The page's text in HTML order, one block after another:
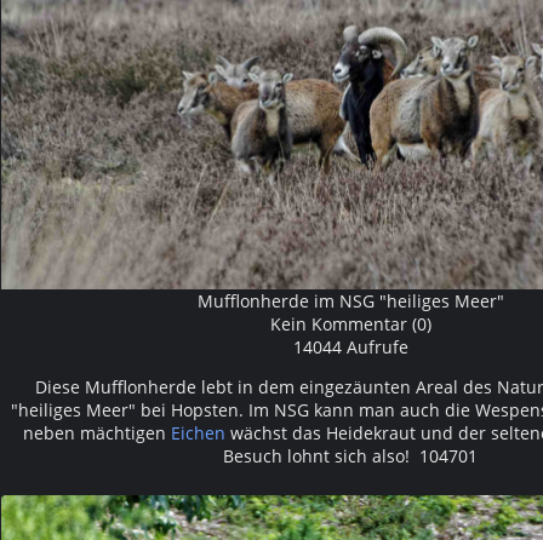
Mufflonherde im NSG "heiliges Meer"
Kein Kommentar (0)
14044 Aufrufe
Diese Mufflonherde lebt in dem eingezäunten Areal des
"heiliges Meer" bei Hopsten. Im NSG kann man auch die
neben mächtigen Eichen wächst das Heidekraut und der
Besuch lohnt sich also! 104701